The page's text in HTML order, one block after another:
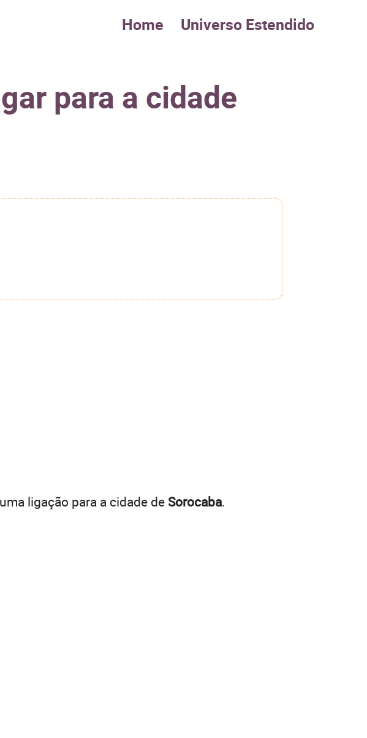
Home Universo Estendido
para a cidade
ligação para a cidade de Sorocaba.